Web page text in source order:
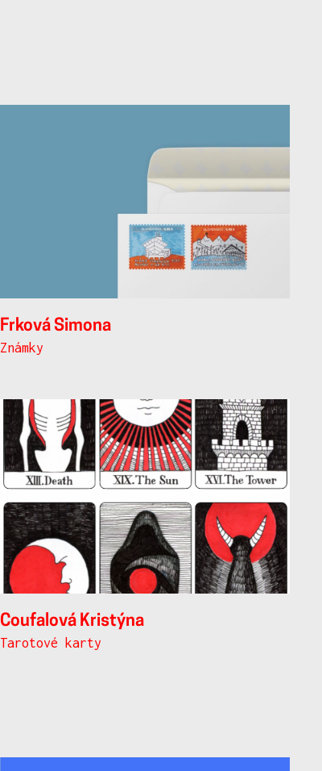
Frková Simona
Známky
Coufalová Kristýna
Tarotové karty